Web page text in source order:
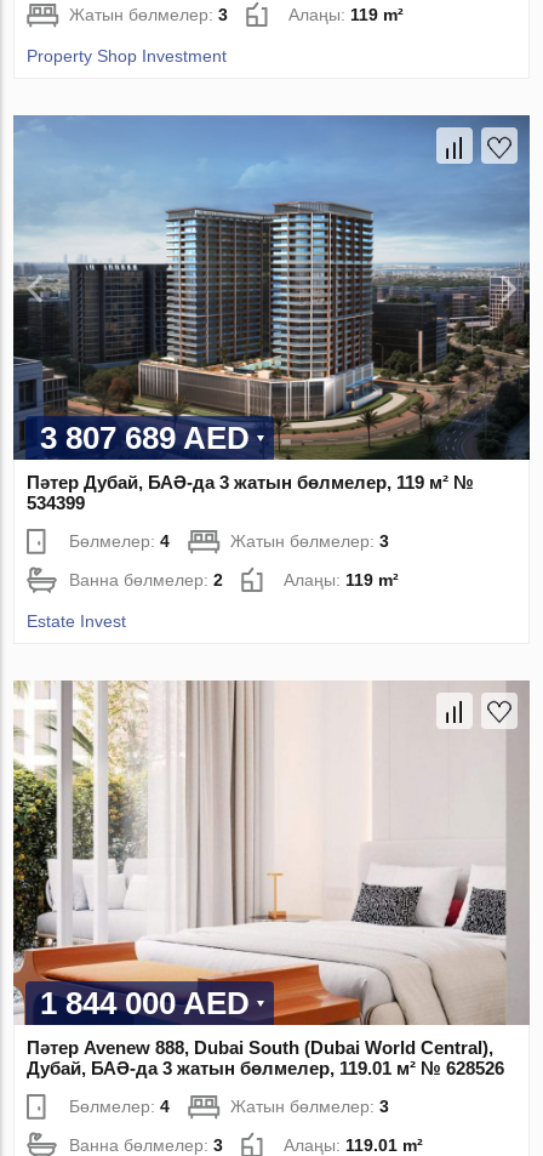
Жатын бөлмелер:3 Алаңы:119 m²
Property Shop Investment
3 807 689 AED
Пәтер Дубай, БАӘ-да 3 жатын бөлмелер, 119 м² №
534399
Бөлмелер:4 Жатын бөлмелер:3
Ванна бөлмелер:2 Алаңы: 119 m²
Estate Invest
1 844 000 AED
Пәтер Avenew 888, Dubai South (Dubai World Central),
Дубай, БАӘ-да 3 жатын бөлмелер, 119.01 м² № 628526
Бөлмелер:4 Жатын бөлмелер:3
Ванна бөлмелер:3 Алаңы: 119.01 m²